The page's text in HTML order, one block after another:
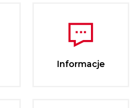
Informacje